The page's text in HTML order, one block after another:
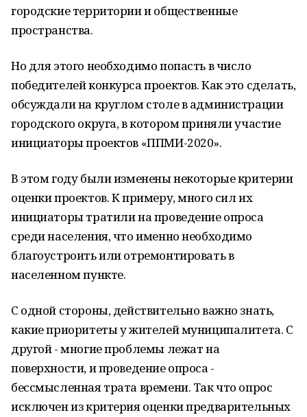
городские территории и общественные
пространства.
Но для этого необходимо попасть в число
победителей конкурса проектов. Как это сделать,
обсуждали на круглом столе в администрации
городского округа, в котором приняли участие
инициаторы проектов «ППМИ-2020».
В этом году были изменены некоторые критерии
оценки проектов. К примеру, много сил их
инициаторы тратили на проведение опроса
среди населения, что именно необходимо
благоустроить или отремонтировать в
населенном пункте.
С одной стороны, действительно важно знать,
какие приоритеты у жителей муниципалитета. С
другой - многие проблемы лежат на
поверхности, и проведение опроса -
бессмысленная трата времени. Так что опрос
исключен из критерия оценки предварительных